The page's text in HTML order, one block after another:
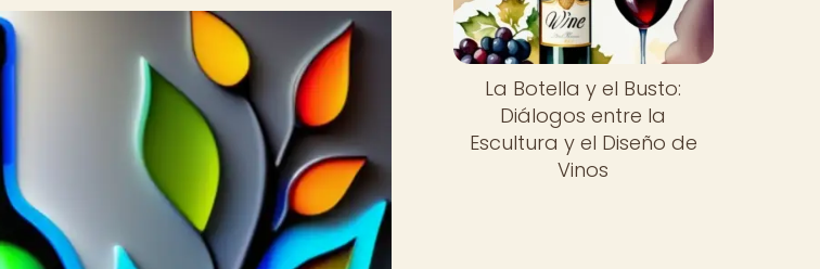
La Botella y el Busto:
Diálogos entre la
Escultura y el Diseño de
Vinos